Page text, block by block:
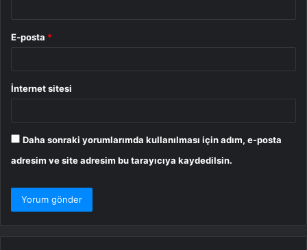
E-posta *
İnternet sitesi
Daha sonraki yorumlarımda kullanılması için adım, e-posta
adresim ve site adresim bu tarayıcıya kaydedilsin.